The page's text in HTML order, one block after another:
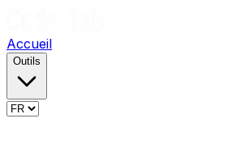
Accueil
Outils